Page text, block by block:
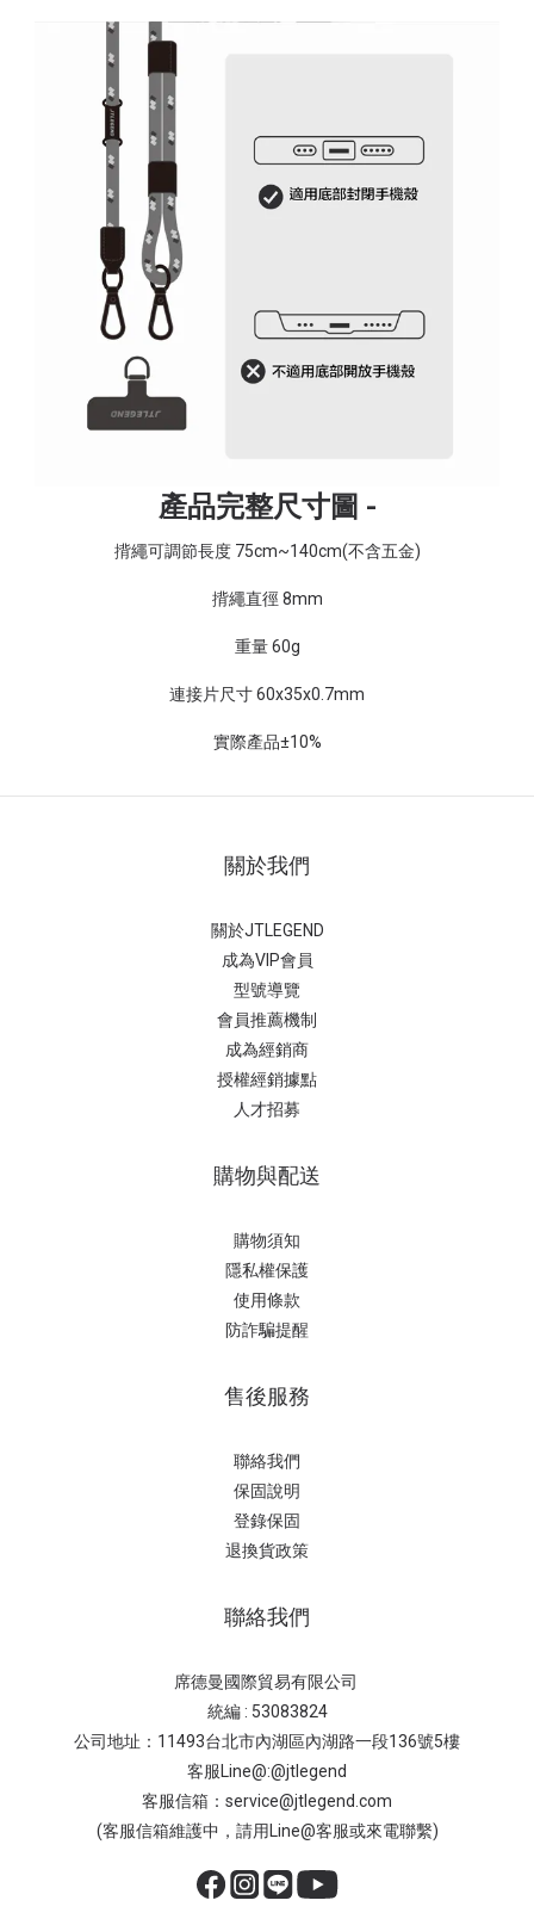
產品完整尺寸圖 -
揹繩可調節長度 75cm~140cm(不含五金)
揹繩直徑 8mm
重量 60g
連接片尺寸 60x35x0.7mm
實際產品±10%
關於我們
關於JTLEGEND
成為VIP會員
型號導覽
會員推薦機制
成為經銷商
授權經銷據點
人才招募
購物與配送
購物須知
隱私權保護
使用條款
防詐騙提醒
售後服務
聯絡我們
保固說明
登錄保固
退換貨政策
聯絡我們
席德曼國際貿易有限公司
統編 : 53083824
公司地址：11493台北市內湖區內湖路一段136號5樓
客服Line@:@jtlegend
客服信箱：service@jtlegend.com
(客服信箱維護中，請用Line@客服或來電聯繫)